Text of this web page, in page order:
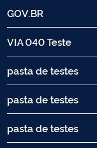
GOV.BR
VIA 040 Teste
pasta de testes
pasta de testes
pasta de testes